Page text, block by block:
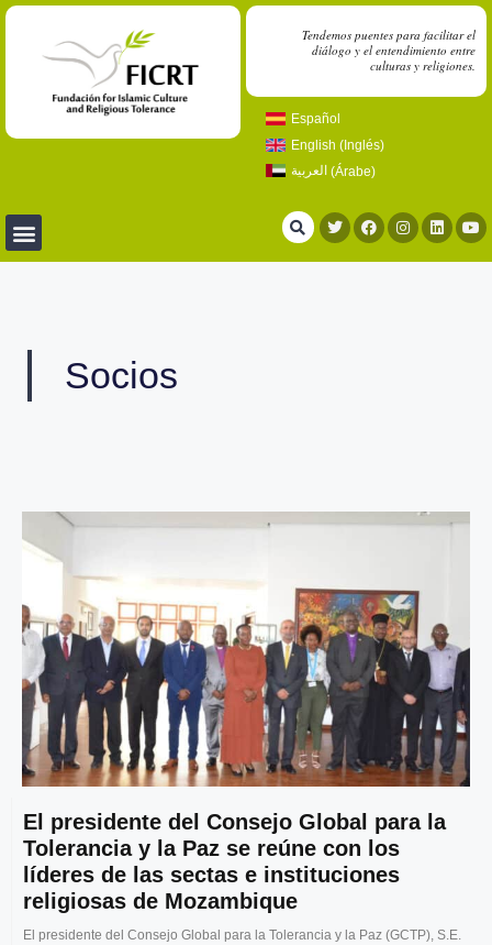
Tendemos puentes para facilitar el
diálogo y el entendimiento entre
culturas y religiones.
Español
English (Inglés)
العربية (Árabe)
Socios
El presidente del Consejo Global para la
Tolerancia y la Paz se reúne con los
líderes de las sectas e instituciones
religiosas de Mozambique
El presidente del Consejo Global para la Tolerancia y la Paz (GCTP), S.E.